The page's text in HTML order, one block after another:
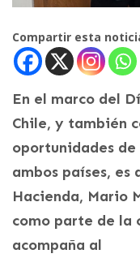
Compartir esta
En el marco del
Chile, y también
oportunidades
ambos países, es
Hacienda, Mario
como parte de la
acompaña al